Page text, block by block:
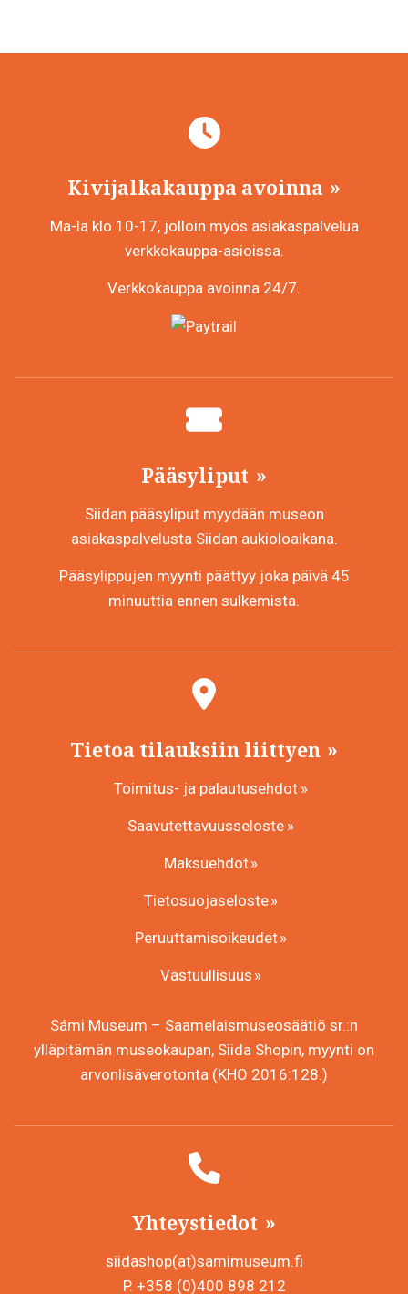
Kivijalkakauppa avoinna
Ma-la klo 10-17, jolloin myös asiakaspalvelua
verkkokauppa-asioissa.
Verkkokauppa avoinna 24/7.
Pääsyliput
Siidan pääsyliput myydään museon
asiakaspalvelusta Siidan aukioloaikana.
Pääsylippujen myynti päättyy joka päivä 45
minuuttia ennen sulkemista.
Tietoa tilauksiin liittyen
Toimitus- ja palautusehdot
Saavutettavuusseloste
Maksuehdot
Tietosuojaseloste
Peruuttamisoikeudet
Vastuullisuus
Sámi Museum – Saamelaismuseosäätiö sr.:n
ylläpitämän museokaupan, Siida Shopin, myynti on
arvonlisäverotonta (KHO 2016:128.)
Yhteystiedot
siidashop(at)samimuseum.fi
P. +358 (0)400 898 212